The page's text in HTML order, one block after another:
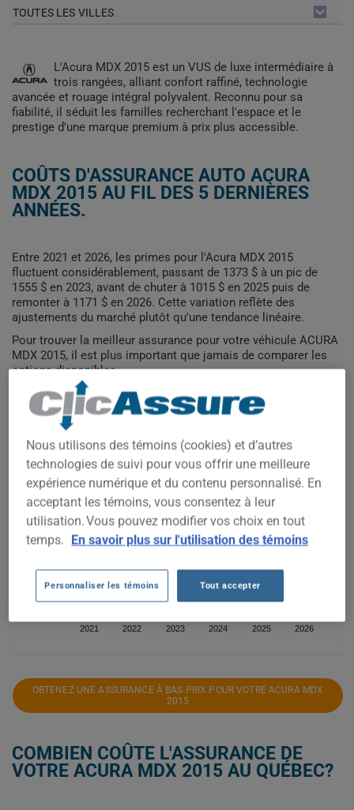
TOUTES LES VILLES
L'Acura MDX 2015 est un VUS de luxe intermédiaire à
trois rangées, alliant confort raffiné, technologie
avancée et rouage intégral polyvalent. Reconnu pour sa
fiabilité, il séduit les familles recherchant l'espace et le
prestige d'une marque premium à prix plus accessible.
COÛTS D'ASSURANCE AUTO ACURA
MDX 2015 AU FIL DES 5 DERNIÈRES
ANNÉES.
Entre 2021 et 2026, les primes pour l'Acura MDX 2015
fluctuent considérablement, passant de 1373 $ à un pic de
1555 $ en 2023, avant de chuter à 1015 $ en 2025 puis de
remonter à 1171 $ en 2026. Cette variation reflète des
ajustements du marché plutôt qu'une tendance linéaire.
Pour trouver la meilleur assurance pour votre véhicule ACURA
MDX 2015, il est plus important que jamais de comparer les
options disponibles.
2021 2022 2023 2024 2025 2026
1 200$
1 400$
1 600$
OBTENEZ UNE ASSURANCE À BAS PRIX POUR VOTRE ACURA MDX
2015
COMBIEN COÛTE L'ASSURANCE DE
VOTRE ACURA MDX 2015 AU QUÉBEC?
Nous utilisons des témoins (cookies) et d’autres
technologies de suivi pour vous offrir une meilleure
expérience numérique et du contenu personnalisé. En
acceptant les témoins, vous consentez à leur
utilisation. Vous pouvez modifier vos choix en tout
temps. En savoir plus sur l'utilisation des témoins
Personnaliser les témoins Tout accepter